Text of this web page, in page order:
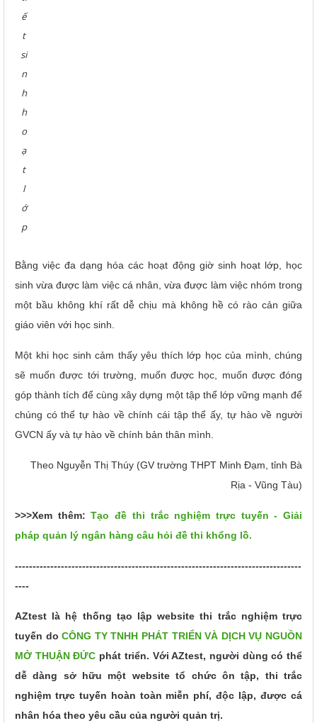
ế
t
si
n
h
h
o
ạ
t
l
ớ
p
Bằng việc đa dạng hóa các hoạt động giờ sinh hoạt lớp, học
sinh vừa được làm việc cá nhân, vừa được làm việc nhóm trong
một bầu không khí rất dễ chịu mà không hề có rào cản giữa
giáo viên với học sinh.
Một khi học sinh cảm thấy yêu thích lớp học của mình, chúng
sẽ muốn được tới trường, muốn được học, muốn được đóng
góp thành tích để cùng xây dựng một tập thể lớp vững mạnh để
chúng có thể tự hào về chính cái tập thể ấy, tự hào về người
GVCN ấy và tự hào về chính bản thân mình.
Theo Nguyễn Thị Thúy (GV trường THPT Minh Đạm, tỉnh Bà
Rịa - Vũng Tàu)
>>>Xem thêm:Tạo đề thi trắc nghiệm trực tuyến - Giải
pháp quản lý ngân hàng câu hỏi đề thi khổng lồ.
---------------------------------------------------------------------------------
----
AZtest là hệ thống tạo lập website thi trắc nghiệm trực
tuyến doCÔNG TY TNHH PHÁT TRIỂN VÀ DỊCH VỤ NGUỒN
MỞ THUẬN ĐỨC phát triển. Với AZtest, người dùng có thể
dễ dàng sở hữu một website tổ chức ôn tập, thi trắc
nghiệm trực tuyến hoàn toàn miễn phí, độc lập, được cá
nhân hóa theo yêu cầu của người quản trị.